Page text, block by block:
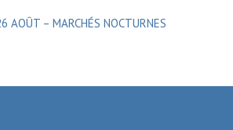
AOÛT – MARCHÉS NOCTURNES